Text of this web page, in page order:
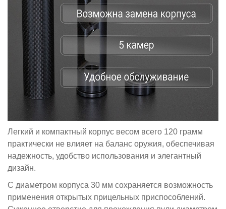
Легкий и компактный корпус весом всего 120 грамм
практически не влияет на баланс оружия, обеспечивая
надежность, удобство использования и элегантный
дизайн.
С диаметром корпуса 30 мм сохраняется возможность
применения открытых прицельных приспособлений.